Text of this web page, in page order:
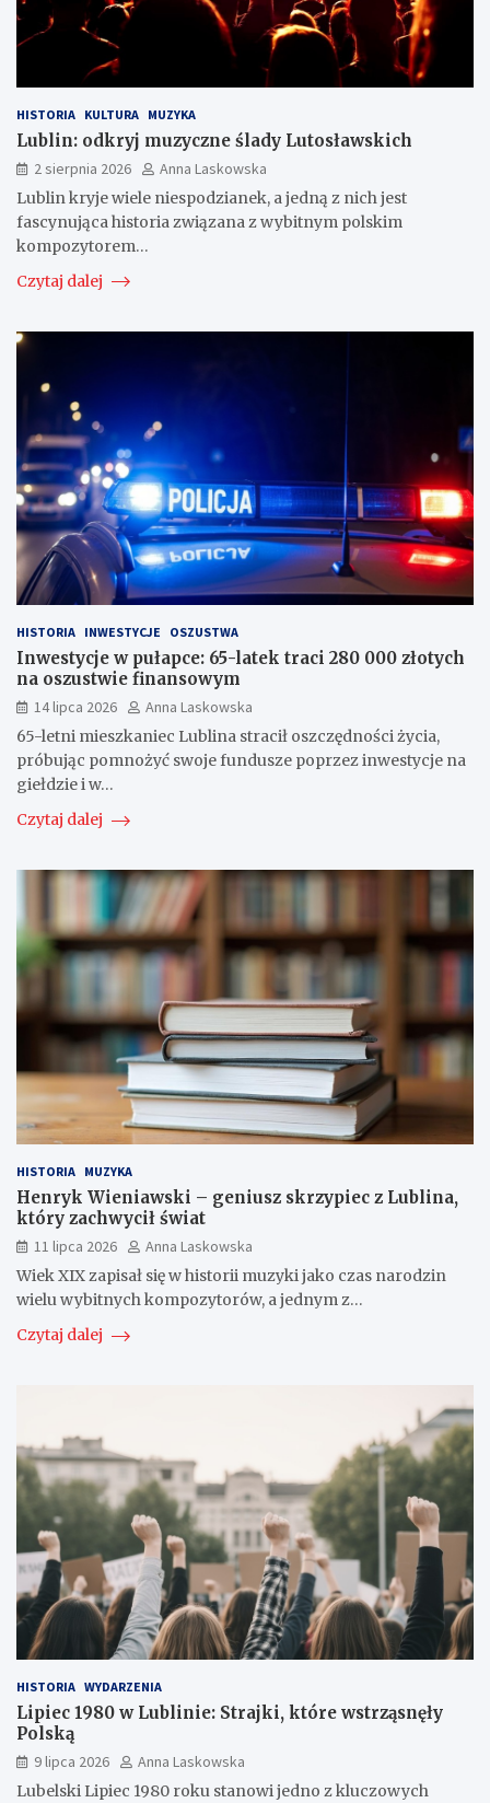
HISTORIA KULTURA MUZYKA
Lublin: odkryj muzyczne ślady Lutosławskich
2 sierpnia 2026
Anna Laskowska
Lublin kryje wiele niespodzianek, a jedną z nich jest
fascynująca historia związana z wybitnym polskim
kompozytorem…
Czytaj dalej
HISTORIA INWESTYCJE OSZUSTWA
Inwestycje w pułapce: 65-latek traci 280 000 złotych
na oszustwie finansowym
14 lipca 2026
Anna Laskowska
65-letni mieszkaniec Lublina stracił oszczędności życia,
próbując pomnożyć swoje fundusze poprzez inwestycje na
giełdzie i w…
Czytaj dalej
HISTORIA MUZYKA
Henryk Wieniawski – geniusz skrzypiec z Lublina,
który zachwycił świat
11 lipca 2026
Anna Laskowska
Wiek XIX zapisał się w historii muzyki jako czas narodzin
wielu wybitnych kompozytorów, a jednym z…
Czytaj dalej
HISTORIA WYDARZENIA
Lipiec 1980 w Lublinie: Strajki, które wstrząsnęły
Polską
9 lipca 2026
Anna Laskowska
Lubelski Lipiec 1980 roku stanowi jedno z kluczowych